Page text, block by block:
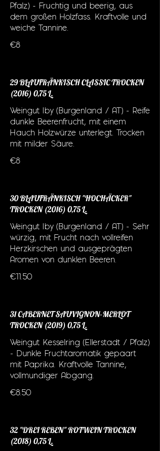
Pfalz) - Fruchtig und beerig, aus
dem großen Holzfass. Kraftvolle und
weiche Tannine.
€8
29 BLAUFRÄNKISCH CLASSIC TROCKEN
(2016) 0,75 L.
Weingut Iby (Burgenland / AT) - Reife
dunkle Beerenfrucht, mit einem
Hauch Holzwürze unterlegt. Trocken
mit milder Säure.
€8
30 BLAUFRÄNKISCH "HOCHÄCKER"
TROCKEN (2016) 0,75 L.
Weingut Iby (Burgenland / AT) - Sehr
würzig, mit Frucht nach vollreifen
Herzkirschen und ausgeprägten
Aromen von dunklen Beeren.
€11.50
31 CABERNET SAUVIGNON-MERLOT
TROCKEN (2019) 0,75 L.
Weingut Kesselring (Ellerstadt / Pfalz)
- Dunkle Fruchtaromatik gepaart
mit Paprika. Kraftvolle Tannine,
vollmundiger Abgang.
€8.50
32 "DREI REBEN" ROTWEIN TROCKEN
(2018) 0,75 L.